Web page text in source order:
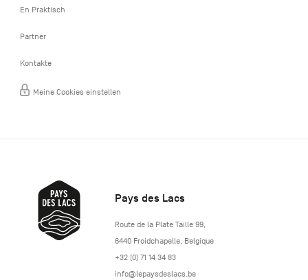
En Praktisch
Partner
Kontakte
Meine Cookies einstellen
Pays des Lacs
http://www.lepaysdeslacs.be/
Route de la Plate Taille 99,
6440 Froidchapelle, Belgique
+32 (0) 71 14 34 83
info@lepaysdeslacs.be